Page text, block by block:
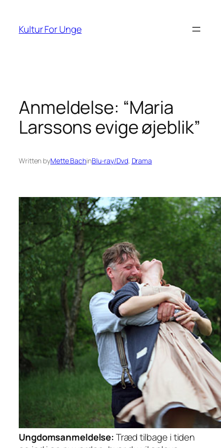
indhold
Kultur For Unge
Anmeldelse: “Maria
Larssons evige øjeblik”
Written byMette BachinBlu-ray/Dvd, Drama
Ungdomsanmeldelse:Træd tilbage i tiden